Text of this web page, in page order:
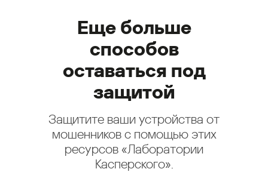
Еще больше
способов
оставаться под
защитой
Защитите ваши устройства от
мошенников с помощью этих
ресурсов «Лаборатории
Касперского».